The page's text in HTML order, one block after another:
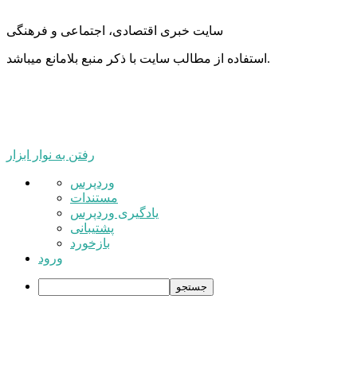
سایت خبری اقتصادی، اجتماعی و فرهنگی
استفاده از مطالب سایت با ذکر منبع بلامانع میباشد.
رفتن به نوار ابزار
درباره
وردپرس
وردپرس
مستندات
یادگیری وردپرس
پشتیبانی
بازخورد
ورود
جستجو